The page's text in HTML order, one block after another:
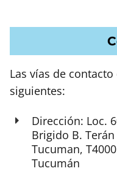
Las vías de
siguientes:
Dirección: Loc.
Brigido B.
Tucuman,
Tucumán